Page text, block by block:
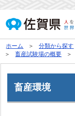
ホーム 分類から探す
畜産試験場の概要
畜産環境